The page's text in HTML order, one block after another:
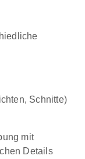
Schnitte)
mit
Details